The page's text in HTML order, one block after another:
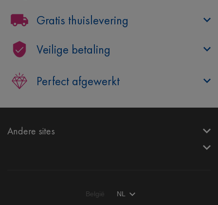
Gratis thuislevering
Veilige betaling
Perfect afgewerkt
Andere sites
België NL